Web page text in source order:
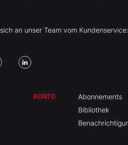
an unser Team vom Kundenservice:
KONTO
Abonnements
Bibliothek